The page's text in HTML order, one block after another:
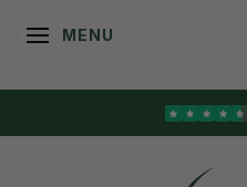
SKIFTE NAVIGATION
MENU